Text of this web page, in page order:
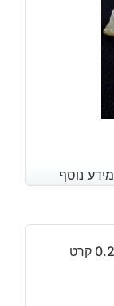
מידע נוסף
מידע נוסף